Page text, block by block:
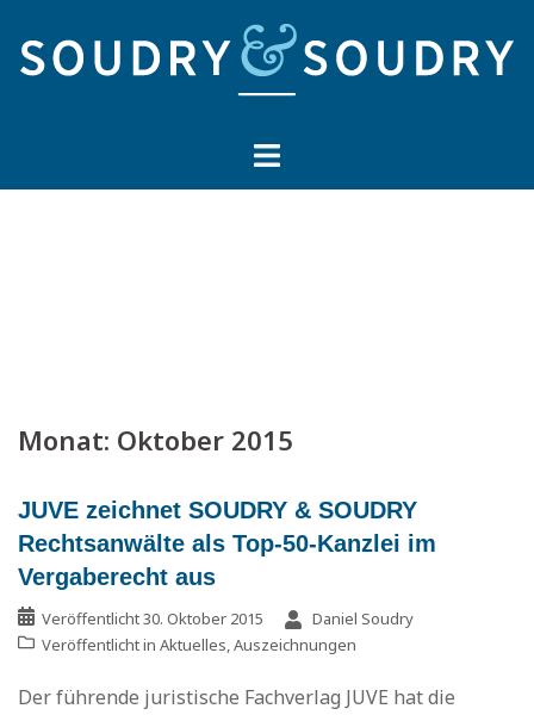
zum
Inhalt
Monat: Oktober 2015
JUVE zeichnet SOUDRY & SOUDRY
Rechtsanwälte als Top-50-Kanzlei im
Vergaberecht aus
Veröffentlicht30. Oktober 2015
Daniel Soudry
Veröffentlicht in Aktuelles,Auszeichnungen
Der führende juristische Fachverlag JUVE hat die